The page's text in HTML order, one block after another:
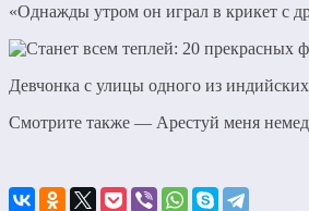
«Однажды утром он играл в крикет с
Девчонка с улицы одного из
Смотрите также — Арестуй меня